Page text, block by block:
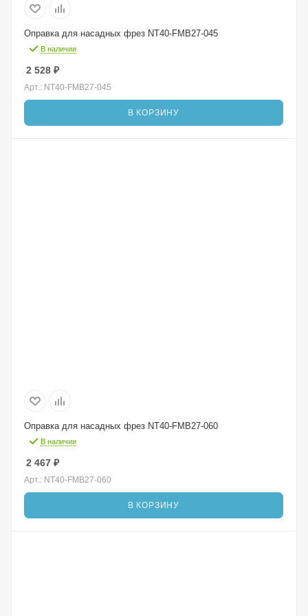
Оправка для насадных фрез NT40-FMB27-045
В наличии
2 528 ₽
Арт.: NT40-FMB27-045
В КОРЗИНУ
Оправка для насадных фрез NT40-FMB27-060
В наличии
2 467 ₽
Арт.: NT40-FMB27-060
В КОРЗИНУ